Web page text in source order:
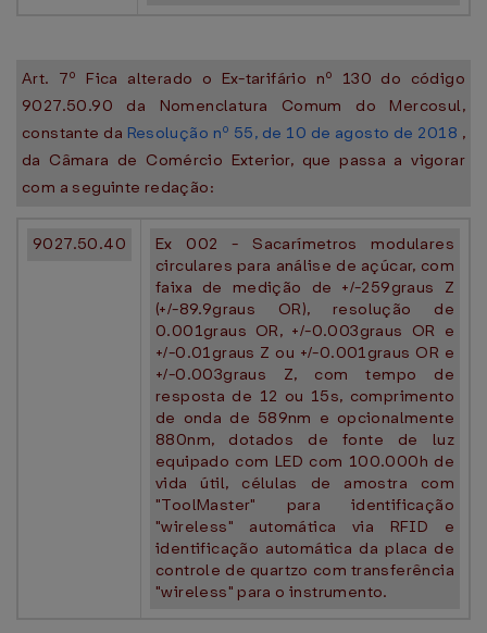
Art. 7º Fica alterado o Ex-tarifário nº 130 do código
9027.50.90 da Nomenclatura Comum do Mercosul,
constante da Resolução nº 55, de 10 de agosto de 2018 ,
da Câmara de Comércio Exterior, que passa a vigorar
com a seguinte redação:
9027.50.40
Ex 002 - Sacarímetros modulares
circulares para análise de açúcar, com
faixa de medição de +/-259graus Z
(+/-89.9graus OR), resolução de
0.001graus OR, +/-0.003graus OR e
+/-0.01graus Z ou +/-0.001graus OR e
+/-0.003graus Z, com tempo de
resposta de 12 ou 15s, comprimento
de onda de 589nm e opcionalmente
880nm, dotados de fonte de luz
equipado com LED com 100.000h de
vida útil, células de amostra com
"ToolMaster" para identificação
"wireless" automática via RFID e
identificação automática da placa de
controle de quartzo com transferência
"wireless" para o instrumento.